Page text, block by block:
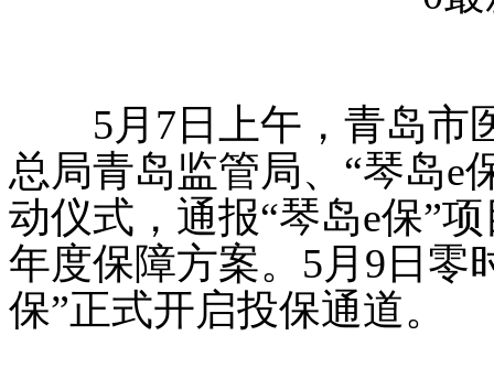
5月7日上午，青岛市
总局青岛监管局、“琴岛e
动仪式，通报“琴岛e保”
年度保障方案。5月9日零
保”正式开启投保通道。